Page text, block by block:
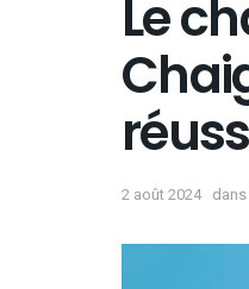
Le
2 août 2024 dans